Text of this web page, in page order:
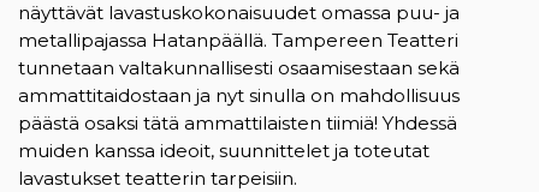
näyttävät lavastuskokonaisuudet omassa puu- ja
metallipajassa Hatanpäällä. Tampereen Teatteri
tunnetaan valtakunnallisesti osaamisestaan sekä
ammattitaidostaan ja nyt sinulla on mahdollisuus
päästä osaksi tätä ammattilaisten tiimiä! Yhdessä
muiden kanssa ideoit, suunnittelet ja toteutat
lavastukset teatterin tarpeisiin.